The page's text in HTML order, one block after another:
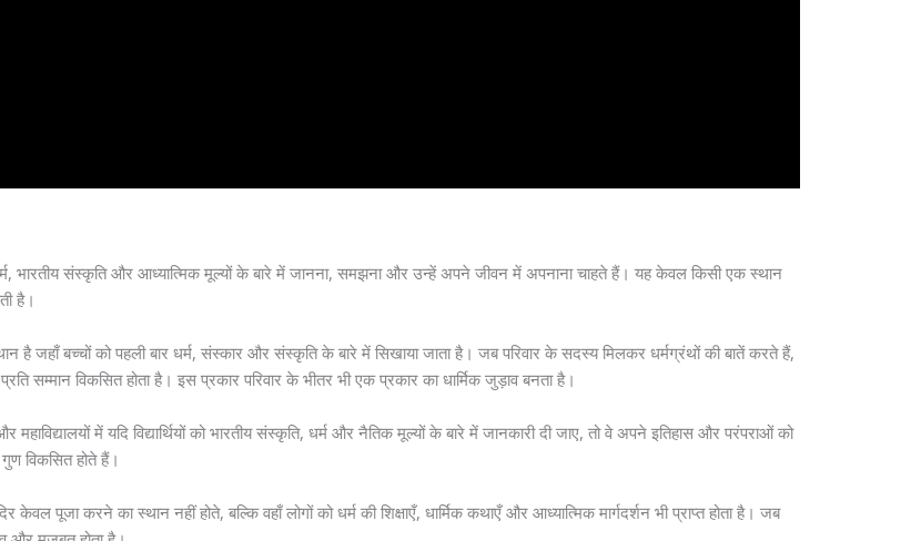
भारतीय संस्कृति और आध्यात्मिक मूल्यों के बारे में जानना, समझना और उन्हें अपने जीवन में अपनाना चाहते हैं। यह केवल किसी एक स्थान
है।
है जहाँ बच्चों को पहली बार धर्म, संस्कार और संस्कृति के बारे में सिखाया जाता है। जब परिवार के सदस्य मिलकर धर्मग्रंथों की बातें करते हैं,
सम्मान विकसित होता है। इस प्रकार परिवार के भीतर भी एक प्रकार का धार्मिक जुड़ाव बनता है।
में यदि विद्यार्थियों को भारतीय संस्कृति, धर्म और नैतिक मूल्यों के बारे में जानकारी दी जाए, तो वे अपने इतिहास और परंपराओं को
विकसित होते हैं।
पूजा करने का स्थान नहीं होते, बल्कि वहाँ लोगों को धर्म की शिक्षाएँ, धार्मिक कथाएँ और आध्यात्मिक मार्गदर्शन भी प्राप्त होता है। जब